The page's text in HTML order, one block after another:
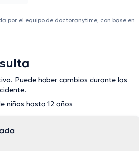
por el equipo de doctoranytime, con base en
Puede haber cambios durante las
niños hasta 12 años